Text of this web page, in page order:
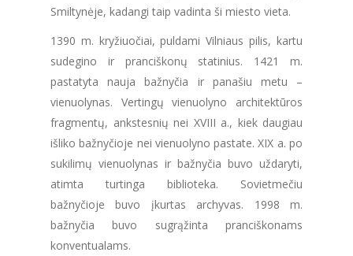
Smiltynėje, kadangi taip vadinta ši miesto vieta.
1390 m. kryžiuočiai, puldami Vilniaus pilis, kartu
sudegino ir pranciškonų statinius. 1421 m.
pastatyta nauja bažnyčia ir panašiu metu –
vienuolynas. Vertingų vienuolyno architektūros
fragmentų, ankstesnių nei XVIII a., kiek daugiau
išliko bažnyčioje nei vienuolyno pastate. XIX a. po
sukilimų vienuolynas ir bažnyčia buvo uždaryti,
atimta turtinga biblioteka. Sovietmečiu
bažnyčioje buvo įkurtas archyvas. 1998 m.
bažnyčia buvo sugrąžinta pranciškonams
konventualams.